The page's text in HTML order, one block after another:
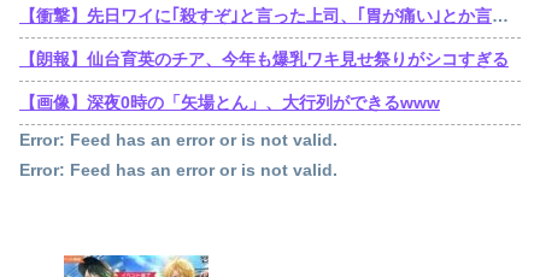
【衝撃】先日ワイに｢殺すぞ｣と言った上司、｢胃が痛い｣とか言い出すｗｗｗｗｗ
【朗報】仙台育英のチア、今年も爆乳ワキ見せ祭りがシコすぎる
【画像】深夜0時の「矢場とん」、大行列ができるwww
Error: Feed has an error or is not valid.
Error: Feed has an error or is not valid.